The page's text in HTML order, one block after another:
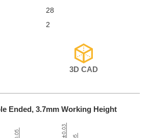
28
2
3D CAD
Ended, 3.7mm Working Height